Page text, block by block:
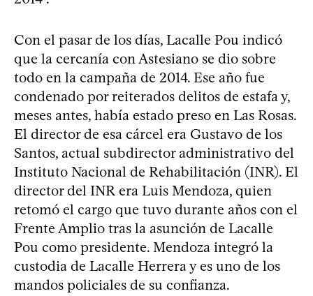
Con el pasar de los días, Lacalle Pou indicó
que la cercanía con Astesiano se dio sobre
todo en la campaña de 2014. Ese año fue
condenado por reiterados delitos de estafa y,
meses antes, había estado preso en Las Rosas.
El director de esa cárcel era Gustavo de los
Santos, actual subdirector administrativo del
Instituto Nacional de Rehabilitación (INR). El
director del INR era Luis Mendoza, quien
retomó el cargo que tuvo durante años con el
Frente Amplio tras la asunción de Lacalle
Pou como presidente. Mendoza integró la
custodia de Lacalle Herrera y es uno de los
mandos policiales de su confianza.